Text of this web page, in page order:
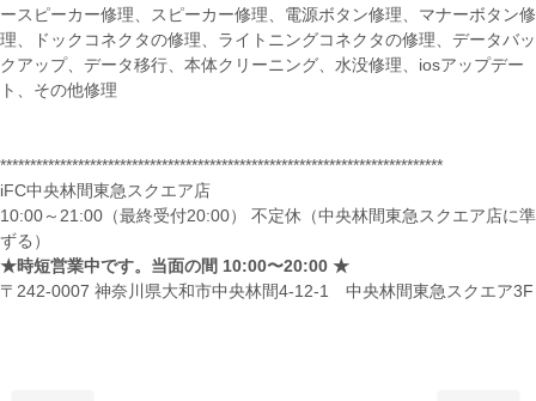
ースピーカー修理、スピーカー修理、電源ボタン修理、マナーボタン修
理、ドックコネクタの修理、ライトニングコネクタの修理、データバッ
クアップ、データ移行、本体クリーニング、水没修理、iosアップデー
ト、その他修理
**************************************************************************
iFC中央林間東急スクエア店
10:00～21:00（最終受付20:00） 不定休（中央林間東急スクエア店に準
ずる）
★時短営業中です。当面の間 10:00〜20:00 ★
〒242-0007 神奈川県大和市中央林間4-12-1 中央林間東急スクエア3F